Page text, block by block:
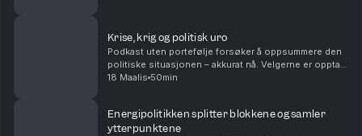
Krise, krig og politisk uro
Podkast uten portefølje forsøker å oppsummere den
politiske situasjonen – akkurat nå. Velgerne er opptatt
av høy rente og ditto bensinpriser, mens nyhetsbildet
18 Maalis 50min
Energipolitikken splitter blokkene og samler
ytterpunktene